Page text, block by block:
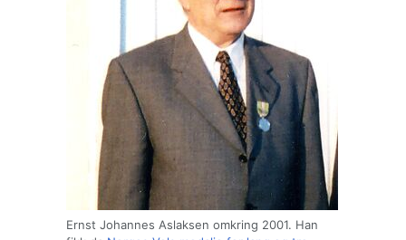
Ernst Johannes Aslaksen omkring 2001. Han